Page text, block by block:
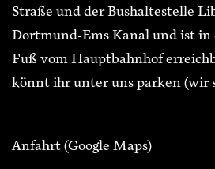
Straße und der Bushaltestelle
Dortmund-Ems Kanal und ist in
Fuß vom Hauptbahnhof
könnt ihr unter uns parken (wir
Anfahrt(Google Maps)